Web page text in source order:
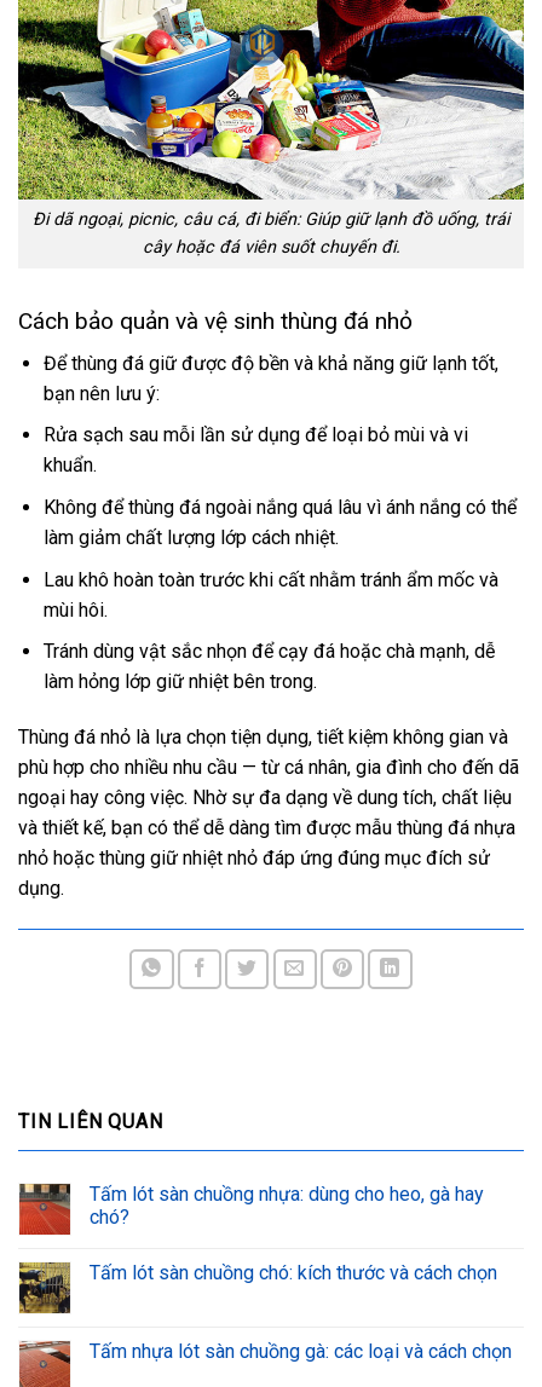
Đi dã ngoại, picnic, câu cá, đi biển: Giúp giữ lạnh đồ uống, trái
cây hoặc đá viên suốt chuyến đi.
Cách bảo quản và vệ sinh thùng đá nhỏ
Để thùng đá giữ được độ bền và khả năng giữ lạnh tốt,
bạn nên lưu ý:
Rửa sạch sau mỗi lần sử dụng để loại bỏ mùi và vi
khuẩn.
Không để thùng đá ngoài nắng quá lâu vì ánh nắng có thể
làm giảm chất lượng lớp cách nhiệt.
Lau khô hoàn toàn trước khi cất nhằm tránh ẩm mốc và
mùi hôi.
Tránh dùng vật sắc nhọn để cạy đá hoặc chà mạnh, dễ
làm hỏng lớp giữ nhiệt bên trong.
Thùng đá nhỏ là lựa chọn tiện dụng, tiết kiệm không gian và
phù hợp cho nhiều nhu cầu — từ cá nhân, gia đình cho đến dã
ngoại hay công việc. Nhờ sự đa dạng về dung tích, chất liệu
và thiết kế, bạn có thể dễ dàng tìm được mẫu thùng đá nhựa
nhỏ hoặc thùng giữ nhiệt nhỏ đáp ứng đúng mục đích sử
dụng.
TIN LIÊN QUAN
Tấm lót sàn chuồng nhựa: dùng cho heo, gà hay
chó?
Tấm lót sàn chuồng chó: kích thước và cách chọn
Tấm nhựa lót sàn chuồng gà: các loại và cách chọn